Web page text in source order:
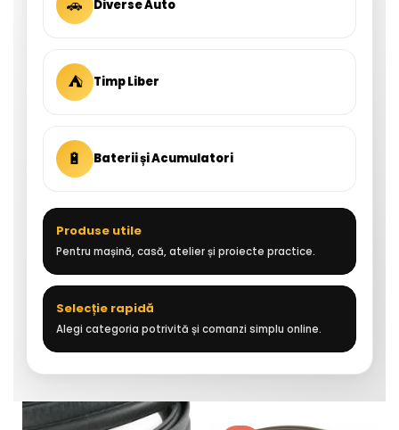
🚗 Diverse Auto
⛺ Timp Liber
🔋 Baterii și Acumulatori
Produse utile
Pentru mașină, casă, atelier și proiecte practice.
Selecție rapidă
Alegi categoria potrivită și comanzi simplu online.